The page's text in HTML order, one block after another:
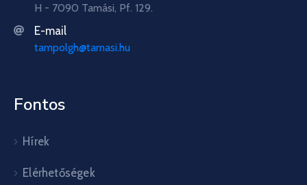
H - 7090 Tamási, Pf. 129.
E-mail
tampolgh@tamasi.hu
Fontos
Hírek
Elérhetőségek